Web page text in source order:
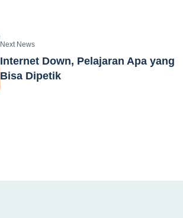
Next News
Internet Down, Pelajaran Apa yang
Bisa Dipetik